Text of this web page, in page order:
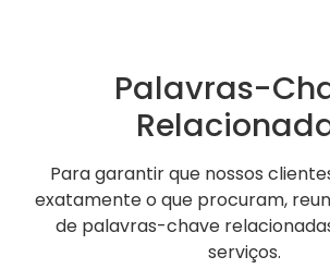
Palavras-
Para garantir que nossos
exatamente o que procuram,
de palavras-chave
serviços.